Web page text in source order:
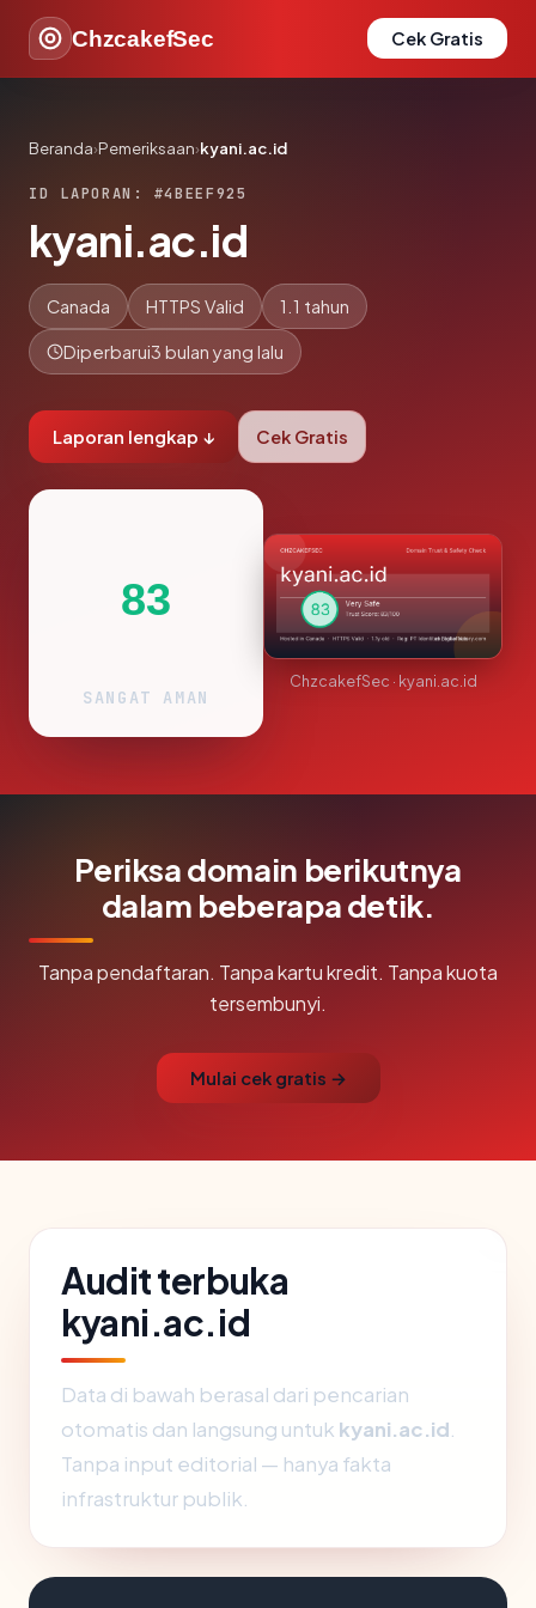
ChzcakefSec Cek Gratis
Beranda›Pemeriksaan›kyani.ac.id
ID LAPORAN: #4BEEF925
kyani.ac.id
Canada HTTPS Valid 1.1 tahun
Diperbarui3 bulan yang lalu
Laporan lengkap ↓ Cek Gratis
83
SANGAT AMAN
ChzcakefSec · kyani.ac.id
Periksa domain berikutnya
dalam beberapa detik.
Tanpa pendaftaran. Tanpa kartu kredit. Tanpa kuota
tersembunyi.
Mulai cek gratis →
Audit terbuka
kyani.ac.id
Data di bawah berasal dari pencarian
otomatis dan langsung untuk kyani.ac.id
Tanpa input editorial — hanya fakta
infrastruktur publik.